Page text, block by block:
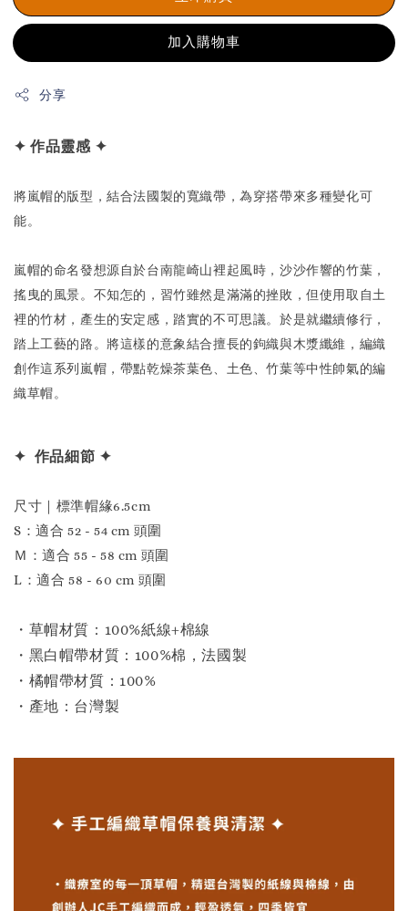
加入購物車
分享
✦ 作品靈感 ✦
將嵐帽的版型，結合法國製的寬織帶，為穿搭帶來多種變化可
能。
嵐帽的命名發想源自於台南龍崎山裡起風時，沙沙作響的竹葉，
搖曳的風景。不知怎的，習竹雖然是滿滿的挫敗，但使用取自土
裡的竹材，產生的安定感，踏實的不可思議。於是就繼續修行，
踏上工藝的路。將這樣的意象結合擅長的鉤織與木漿纖維，編織
創作這系列嵐帽，帶點乾燥茶葉色、土色、竹葉等中性帥氣的編
織草帽。
✦ 作品細節 ✦
尺寸｜標準帽緣6.5cm
S：適合 52 - 54 cm 頭圍
Ｍ：適合 55 - 58 cm 頭圍
L：適合 58 - 60 cm 頭圍
・草帽材質：100%紙線+棉線
・黑白帽帶材質： 100%棉，法國製
・橘帽帶材質：100%
・產地：台灣製